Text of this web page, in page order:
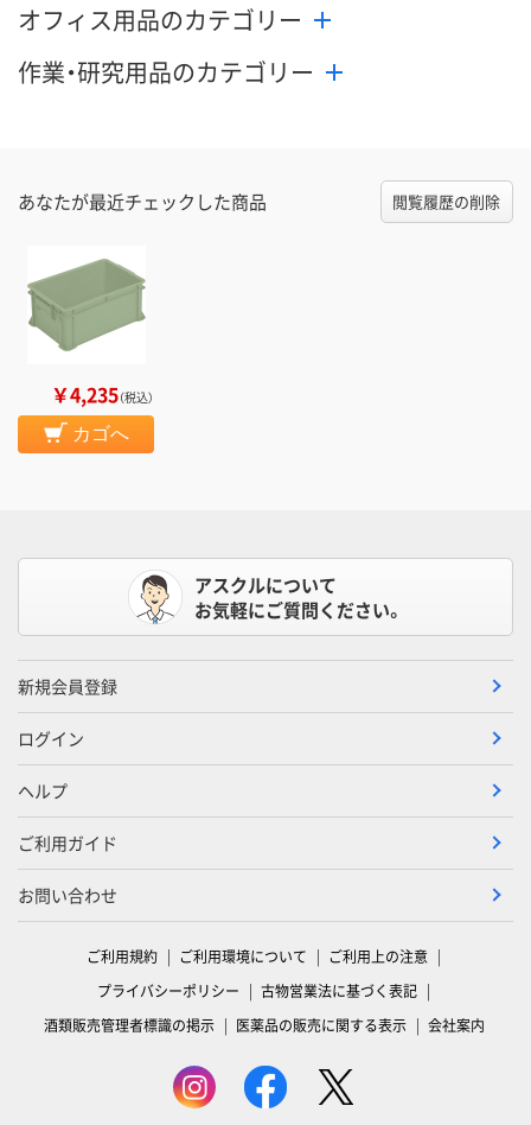
オフィス用品のカテゴリー
作業・研究用品のカテゴリー
あなたが最近チェックした商品 閲覧履歴の削除
￥4,235（税込）
カゴへ
アスクルについて
お気軽にご質問ください。
新規会員登録
ログイン
ヘルプ
ご利用ガイド
お問い合わせ
ご利用規約 ご利用環境について
ご利用上の注意
プライバシーポリシー
古物営業法に基づく表記
酒類販売管理者標識の掲示
医薬品の販売に関する表示 会社案内